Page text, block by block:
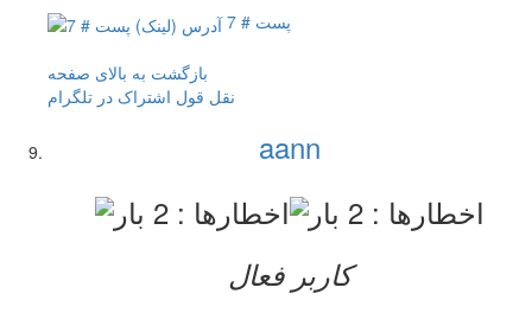
پست # 7
بازگشت به بالای صفحه
نقل قول اشتراک در تلگرام
aann
کاربر فعال